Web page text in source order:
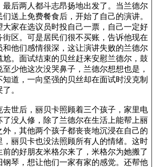
最后两人都斗志昂扬地出发了。当兰德尔
们送上免费餐食后，开始了自己的演讲。
大家在选议员时投自己一票，自己一定好
街区。可是居民们很不买账，告诉他现在
和他们感情很深，这让演讲失败的兰德尔
尬。面试结束的贝丝赶来安慰兰德尔，鼓
至少他这次没哭鼻子，兰德尔想想也是，
知道，一向坚强的贝丝却在面试时没克制
。
世后，丽贝卡照顾着三个孩子，家里电
了没人修，除了兰德尔在生活上能帮上丽
外，其他两个孩子都丧丧地沉浸在自己的
，丽贝卡也没法照顾所有人的情绪。这时
前的好朋友米格尔来了，米格尔为她搬了
钢琴，想让他们一家有家的感觉。还帮他